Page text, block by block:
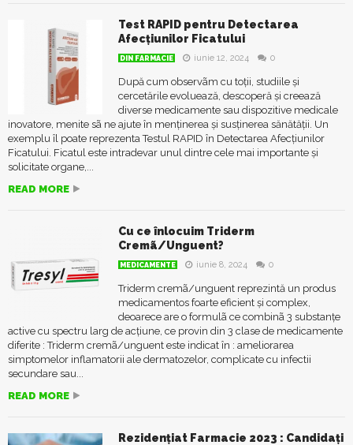
Test RAPID pentru Detectarea
Afecțiunilor Ficatului
DIN FARMACIE iunie 12, 2024 0
După cum observãm cu toții, studiile și
cercetările evoluează, descoperă și creează
diverse medicamente sau dispozitive medicale
inovatore, menite sã ne ajute în menținerea și susținerea sănătății. Un
exemplu îl poate reprezenta Testul RAPID în Detectarea Afecțiunilor
Ficatului. Ficatul este intradevar unul dintre cele mai importante și
solicitate organe,...
READ MORE
Cu ce înlocuim Triderm
Cremã/Unguent?
MEDICAMENTE iunie 8, 2024 0
Triderm cremã/unguent reprezintă un produs
medicamentos foarte eficient și complex,
deoarece are o formulã ce combinã 3 substanțe
active cu spectru larg de acțiune, ce provin din 3 clase de medicamente
diferite : Triderm cremã/unguent este indicat în : ameliorarea
simptomelor inflamatorii ale dermatozelor, complicate cu infectii
secundare sau...
READ MORE
Rezidențiat Farmacie 2023 : Candidați